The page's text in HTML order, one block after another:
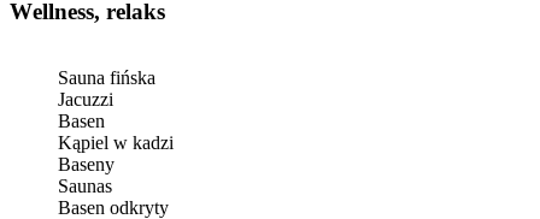
Wellness, relaks
Sauna fińska
Jacuzzi
Basen
Kąpiel w kadzi
Baseny
Saunas
Basen odkryty